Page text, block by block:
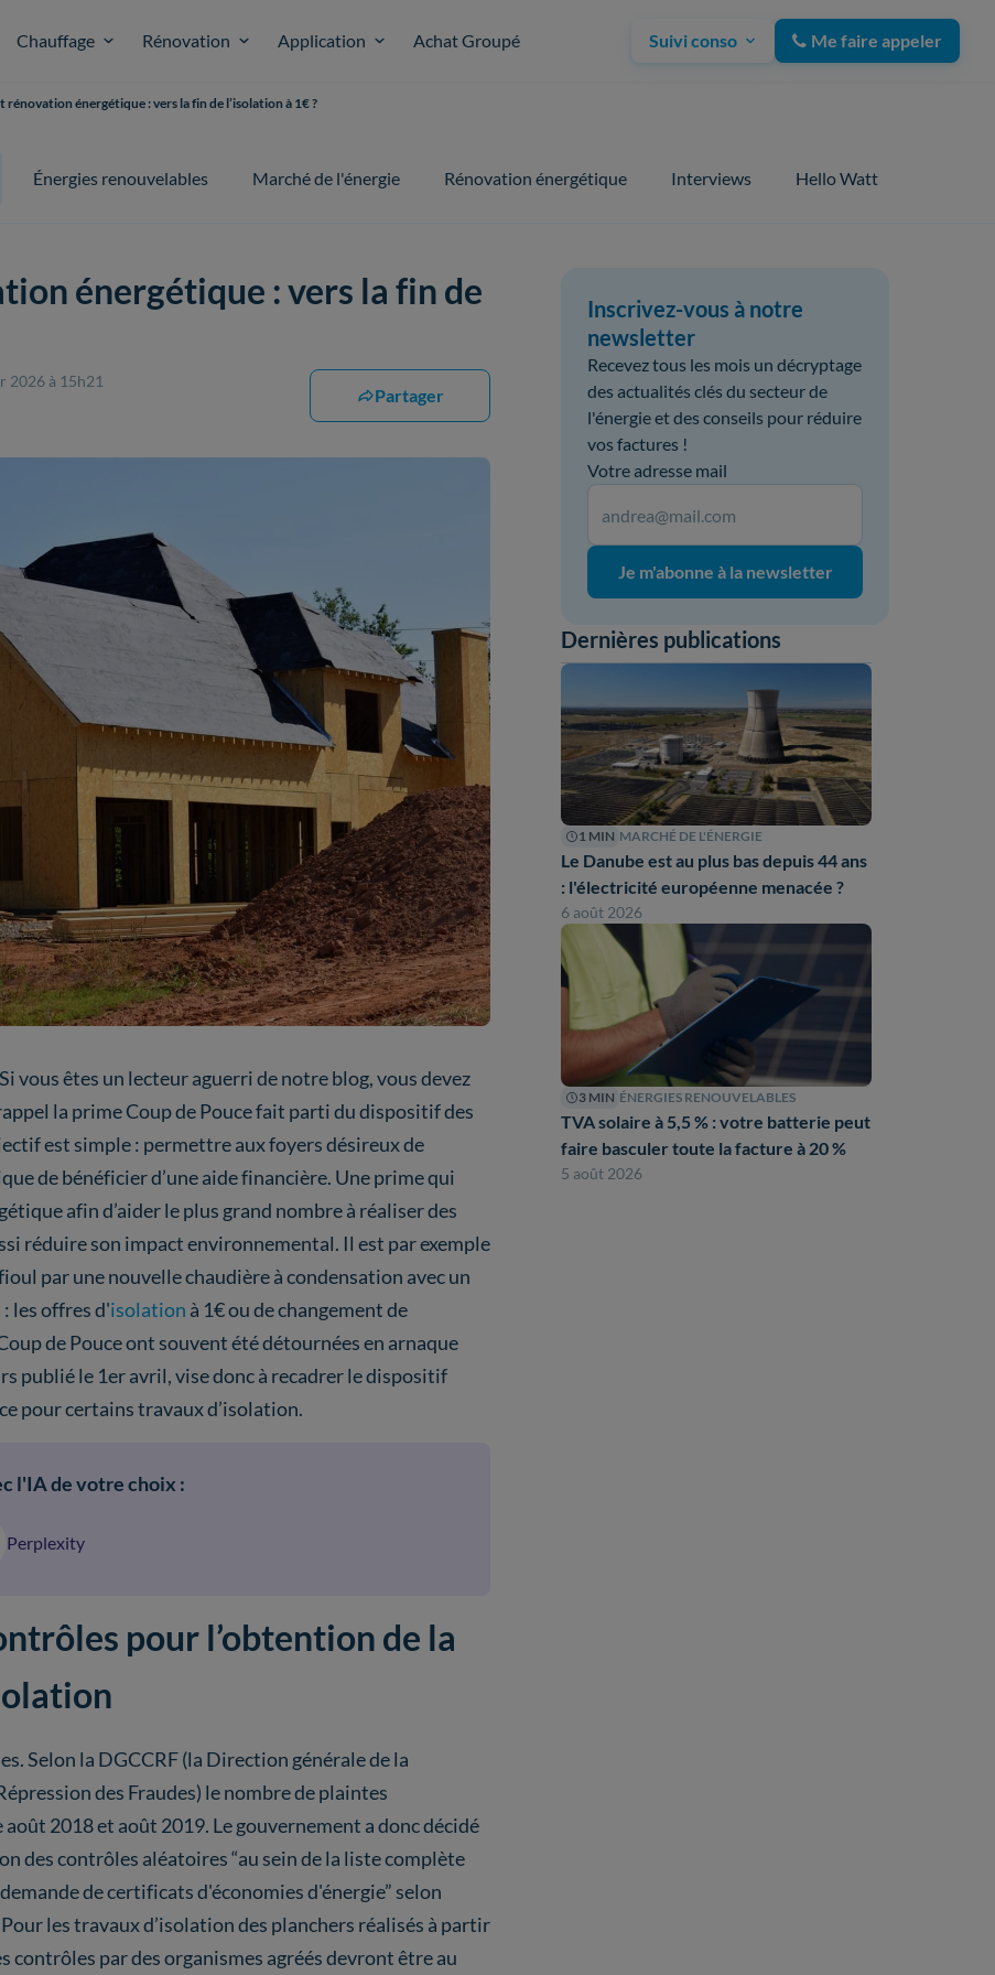
Chauffage Rénovation Application Achat Groupé Suivi conso Me faire appeler
rénovation énergétique : vers la fin de l’isolation à 1€ ?
Énergies renouvelables Marché de l'énergie Rénovation énergétique Interviews Hello Watt
énergétique : vers la fin de
2026 à 15h21
Partager
vous êtes un lecteur aguerri de notre blog, vous devez
la prime Coup de Pouce fait parti du dispositif des
est simple : permettre aux foyers désireux de
de bénéficier d’une aide financière. Une prime qui
afin d’aider le plus grand nombre à réaliser des
réduire son impact environnemental. Il est par exemple
par une nouvelle chaudière à condensation avec un
les offres d'isolation à 1€ ou de changement de
de Pouce ont souvent été détournées en arnaque
publié le 1er avril, vise donc à recadrer le dispositif
pour certains travaux d’isolation.
l'IA de votre choix :
Perplexity
pour l’obtention de la
Selon la DGCCRF (la Direction générale de la
des Fraudes) le nombre de plaintes
2018 et août 2019. Le gouvernement a donc décidé
des contrôles aléatoires “au sein de la liste complète
de certificats d'économies d'énergie” selon
Pour les travaux d’isolation des planchers réalisés à partir
contrôles par des organismes agréés devront être au
Inscrivez-vous à notre
newsletter
Recevez tous les mois un décryptage
des actualités clés du secteur de
l'énergie et des conseils pour réduire
vos factures !
Votre adresse mail
Je m'abonne à la newsletter
Dernières publications
1 MIN MARCHÉ DE L'ÉNERGIE
Le Danube est au plus bas depuis 44 ans
: l'électricité européenne menacée ?
6 août 2026
3 MIN ÉNERGIES RENOUVELABLES
TVA solaire à 5,5 % : votre batterie peut
faire basculer toute la facture à 20 %
5 août 2026